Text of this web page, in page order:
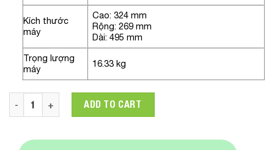
Kích thước
máy
Cao: 324 mm
Rộng: 269 mm
Dài: 495 mm
Trọng lượng
máy
16.33 kg
Máy in mã vạch Zebra ZT411 - 203dpi quantity
ADD TO CART